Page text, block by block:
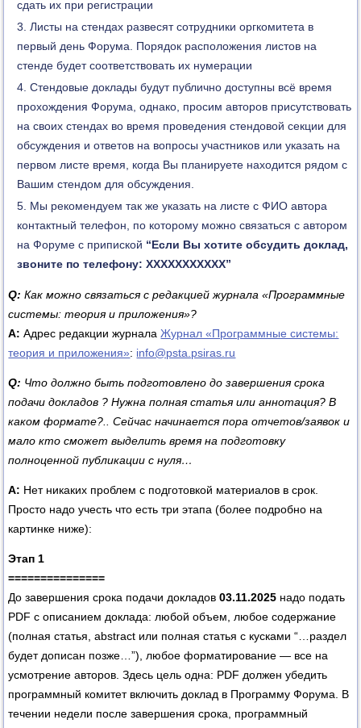
сдать их при регистрации
Листы на стендах развесят сотрудники оргкомитета в
первый день Форума. Порядок расположения листов на
стенде будет соответствовать их нумерации
Стендовые доклады будут публично доступны всё время
прохождения Форума, однако, просим авторов присутствовать
на своих стендах во время проведения стендовой секции для
обсуждения и ответов на вопросы участников или указать на
первом листе время, когда Вы планируете находится рядом с
Вашим стендом для обсуждения.
Мы рекомендуем так же указать на листе с ФИО автора
контактный телефон, по которому можно связаться с автором
на Форуме с припиской “Если Вы хотите обсудить доклад,
звоните по телефону: ХХХХХХХХХХХ”
Q: Как можно связаться с редакцией журнала «Программные
системы: теория и приложения»?
А: Адрес редакции журналаЖурнал «Программные системы:
теория и приложения»: info@psta.psiras.ru
Q: Что должно быть подготовлено до завершения срока
подачи докладов ? Нужна полная статья или аннотация? В
каком формате?.. Сейчас начинается пора отчетов/заявок и
мало кто сможет выделить время на подготовку
полноценной публикации с нуля…
А: Нет никаких проблем с подготовкой материалов в срок.
Просто надо учесть что есть три этапа (более подробно на
картинке ниже):
Этап 1
===============
До завершения срока подачи докладов03.11.2025 надо подать
PDF с описанием доклада: любой объем, любое содержание
(полная статья, abstract или полная статья с кусками “…раздел
будет дописан позже…”), любое форматирование — все на
усмотрение авторов. Здесь цель одна: PDF должен убедить
программный комитет включить доклад в Программу Форума. В
течении недели после завершения срока, программный